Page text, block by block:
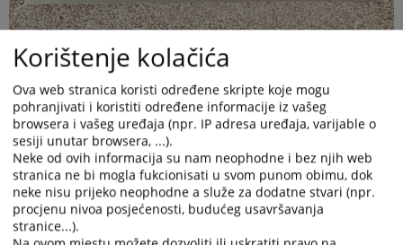
Obavještavaju se građani i stranke da će Kantonalno tužilaštvo
Zeničko-dobojskog kantona dana 10.07.2026.godine raditi sa
skraćenim radnim vremenom do 13,00 sati radi obavljanja
Korištenje kolačića
Ova web stranica koristi određene skripte koje mogu
pohranjivati i koristiti određene informacije iz vašeg
browsera i vašeg uređaja (npr. IP adresa uređaja, varijable o
sesiji unutar browsera, ...).
Neke od ovih informacija su nam neophodne i bez njih web
stranica ne bi mogla fukcionisati u svom punom obimu, dok
neke nisu prijeko neophodne a služe za dodatne stvari (npr.
procjenu nivoa posjećenosti, budućeg usavršavanja
stranice...).